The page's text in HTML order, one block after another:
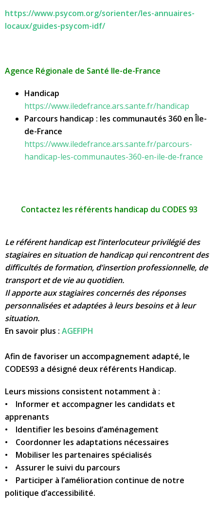
https://www.psycom.org/sorienter/les-annuaires-
locaux/guides-psycom-idf/
Agence Régionale de Santé Ile-de-France
Handicap
https://www.iledefrance.ars.sante.fr/handicap
Parcours handicap : les communautés 360 en Île-
de-France
https://www.iledefrance.ars.sante.fr/parcours-
handicap-les-communautes-360-en-ile-de-france
Contactez les référents handicap du CODES 93
Le référent handicap est l’interlocuteur privilégié des
stagiaires en situation de handicap qui rencontrent des
difficultés de formation, d’insertion professionnelle, de
transport et de vie au quotidien.
Il apporte aux stagiaires concernés des réponses
personnalisées et adaptées à leurs besoins et à leur
situation.
En savoir plus : AGEFIPH
Afin de favoriser un accompagnement adapté, le
CODES93 a désigné deux référents Handicap.
Leurs missions consistent notamment à :
• Informer et accompagner les candidats et
apprenants
• Identifier les besoins d’aménagement
• Coordonner les adaptations nécessaires
• Mobiliser les partenaires spécialisés
• Assurer le suivi du parcours
• Participer à l’amélioration continue de notre
politique d’accessibilité.